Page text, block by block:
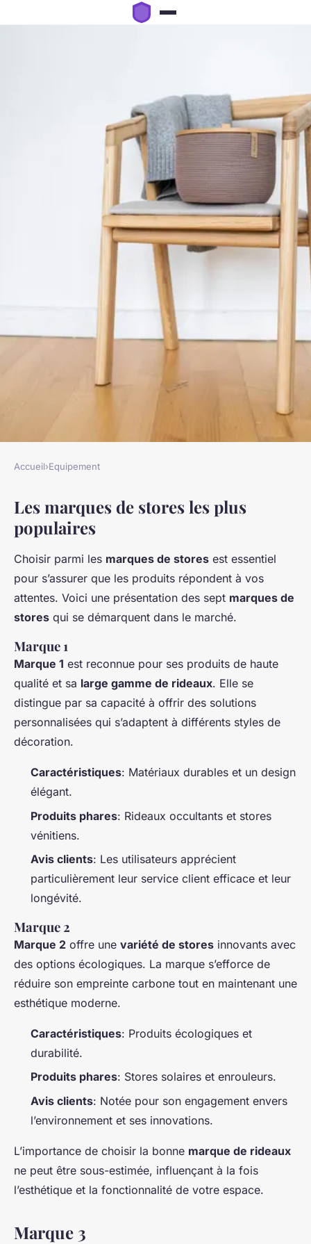
EQUIPEMENT
Les 7 marques de stores les
plus populaires
Léo•13 janvier 2025•8 min de lecture
Accueil›Equipement
Les marques de stores les plus
populaires
Choisir parmi les marques de stores est essentiel
pour s’assurer que les produits répondent à vos
attentes. Voici une présentation des sept marques de
stores qui se démarquent dans le marché.
Marque 1
Marque 1 est reconnue pour ses produits de haute
qualité et sa large gamme de rideaux. Elle se
distingue par sa capacité à offrir des solutions
personnalisées qui s’adaptent à différents styles de
décoration.
Caractéristiques: Matériaux durables et un design
élégant.
Produits phares: Rideaux occultants et stores
vénitiens.
Avis clients: Les utilisateurs apprécient
particulièrement leur service client efficace et leur
longévité.
Marque 2
Marque 2 offre une variété de stores innovants avec
des options écologiques. La marque s’efforce de
réduire son empreinte carbone tout en maintenant une
esthétique moderne.
Caractéristiques: Produits écologiques et
durabilité.
Produits phares: Stores solaires et enrouleurs.
Avis clients: Notée pour son engagement envers
l’environnement et ses innovations.
L’importance de choisir la bonne marque de rideaux
ne peut être sous-estimée, influençant à la fois
l’esthétique et la fonctionnalité de votre espace.
Marque 3